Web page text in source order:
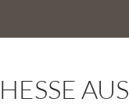
AUS